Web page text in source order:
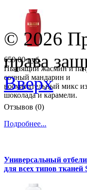
659.00 руб.
Пьянящий жасмин и
сочный мандарин и
восхитительный микс из
шоколада и карамели.
Отзывов (0)
Подробнее...
Универсальный
для всех типов тканей
© 2026
права
Вверх